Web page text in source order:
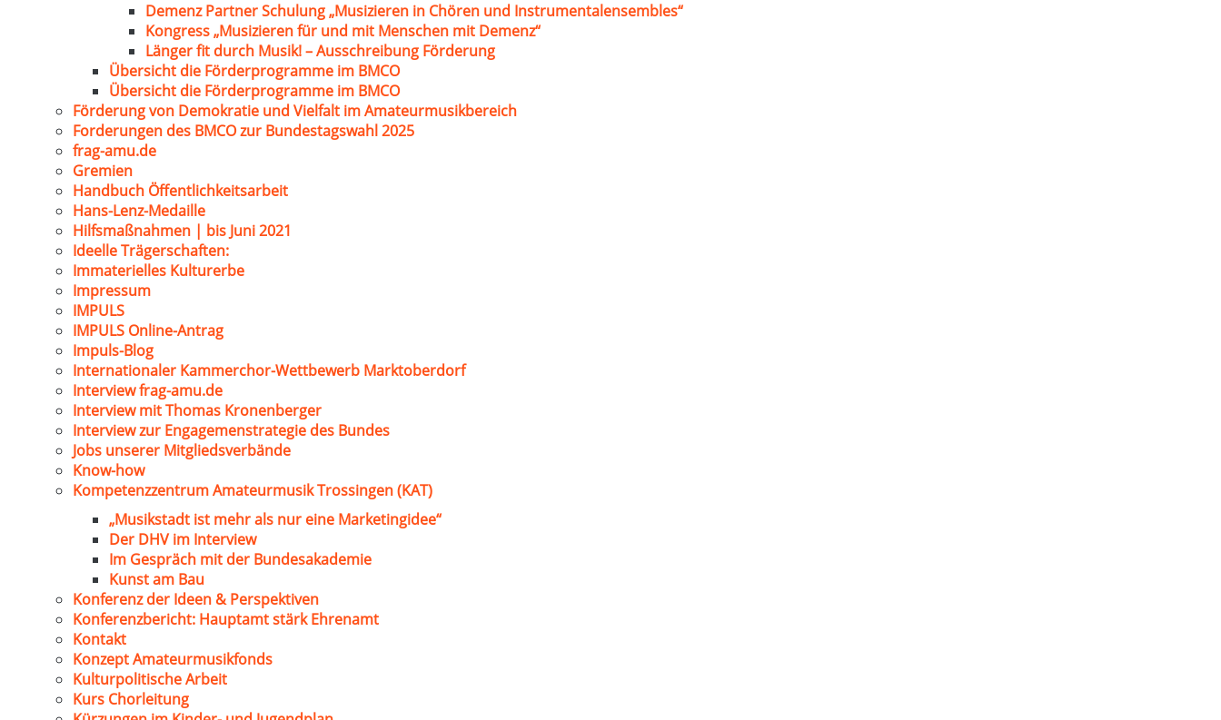
Demenz Partner Schulung „Musizieren in Chören und Instrumentalensembles“
Kongress „Musizieren für und mit Menschen mit Demenz“
Länger fit durch Musik! – Ausschreibung Förderung
Übersicht die Förderprogramme im BMCO
Übersicht die Förderprogramme im BMCO
Förderung von Demokratie und Vielfalt im Amateurmusikbereich
Forderungen des BMCO zur Bundestagswahl 2025
frag-amu.de
Gremien
Handbuch Öffentlichkeitsarbeit
Hans-Lenz-Medaille
Hilfsmaßnahmen | bis Juni 2021
Ideelle Trägerschaften:
Immaterielles Kulturerbe
Impressum
IMPULS
IMPULS Online-Antrag
Impuls-Blog
Internationaler Kammerchor-Wettbewerb Marktoberdorf
Interview frag-amu.de
Interview mit Thomas Kronenberger
Interview zur Engagemenstrategie des Bundes
Jobs unserer Mitgliedsverbände
Know-how
Kompetenzzentrum Amateurmusik Trossingen (KAT)
„Musikstadt ist mehr als nur eine Marketingidee“
Der DHV im Interview
Im Gespräch mit der Bundesakademie
Kunst am Bau
Konferenz der Ideen & Perspektiven
Konferenzbericht: Hauptamt stärk Ehrenamt
Kontakt
Konzept Amateurmusikfonds
Kulturpolitische Arbeit
Kurs Chorleitung